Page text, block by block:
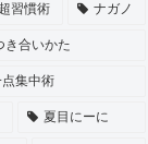
超習慣術 ナガノ
き合いかた
集中術
夏目にーに